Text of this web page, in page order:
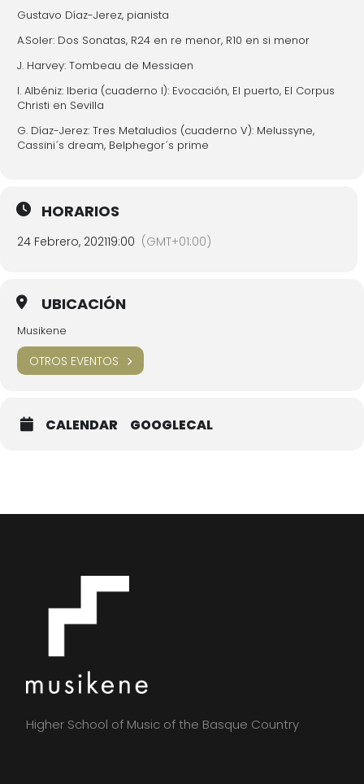
Gustavo Díaz-Jerez, pianista
A.Soler: Dos Sonatas, R24 en re menor, R10 en si menor
J. Harvey: Tombeau de Messiaen
I. Albéniz: Iberia (cuaderno I): Evocación, El puerto, El Corpus
Christi en Sevilla
G. Díaz-Jerez: Tres Metaludios (cuaderno V): Melussyne,
Cassini´s dream, Belphegor´s prime
HORARIOS
24 Febrero, 202119:00 (GMT+01:00)
UBICACIÓN
Musikene
OTROS EVENTOS
CALENDAR GOOGLECAL
Higher School of Music of the Basque Country